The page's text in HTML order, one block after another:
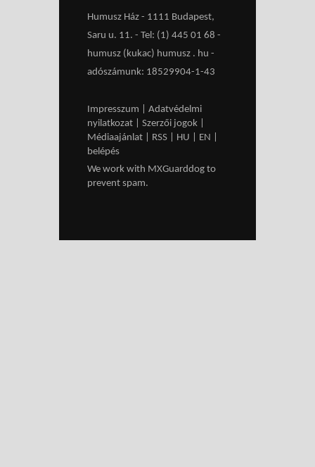
Humusz Ház - 1111 Budapest,
Saru u. 11. - Tel: (1) 445 01 68 -
humusz (kukac) humusz . hu -
adószámunk: 18529904-1-43
Impresszum
Adatvédelmi
nyilatkozat
Szerzői jogok
Médiaajánlat
RSS HU EN
belépés
We work with MXGuarddog to
prevent spam.